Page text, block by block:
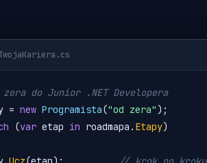
do Junior .NET Developera
= new Programista("od zera");
(var etap in roadmapa . Etapy)